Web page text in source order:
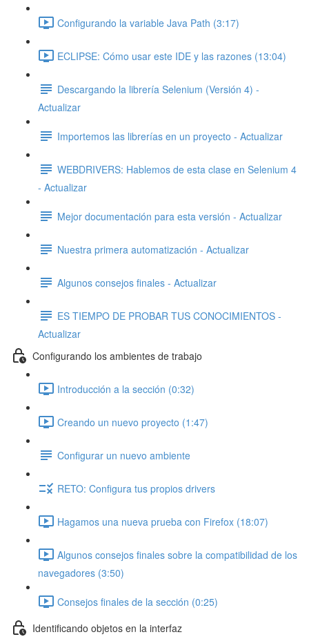
Configurando la variable Java Path (3:17)
ECLIPSE: Cómo usar este IDE y las razones (13:04)
Descargando la librería Selenium (Versión 4) -
Actualizar
Importemos las librerías en un proyecto - Actualizar
WEBDRIVERS: Hablemos de esta clase en Selenium 4
- Actualizar
Mejor documentación para esta versión - Actualizar
Nuestra primera automatización - Actualizar
Algunos consejos finales - Actualizar
ES TIEMPO DE PROBAR TUS CONOCIMIENTOS -
Actualizar
Configurando los ambientes de trabajo
Introducción a la sección (0:32)
Creando un nuevo proyecto (1:47)
Configurar un nuevo ambiente
RETO: Configura tus propios drivers
Hagamos una nueva prueba con Firefox (18:07)
Algunos consejos finales sobre la compatibilidad de los
navegadores (3:50)
Consejos finales de la sección (0:25)
Identificando objetos en la interfaz